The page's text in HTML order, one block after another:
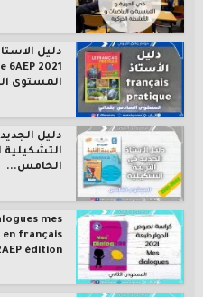
6AEP 2021
المستوى
دليل
الخامس...
mes
en français
édition...